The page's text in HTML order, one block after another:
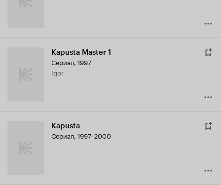
Kapusta Master 1
Сериал, 1997
Igor
Kapusta
Сериал, 1997–2000